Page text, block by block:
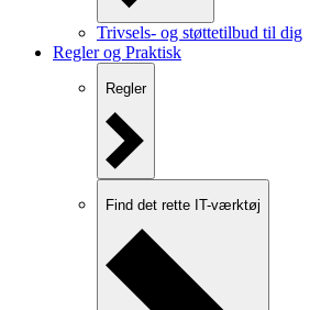
Trivsels- og støttetilbud til dig
Regler og Praktisk
Regler
Find det rette IT-værktøj